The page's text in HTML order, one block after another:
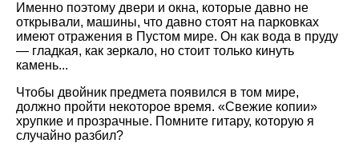
Именно поэтому двери и окна, которые давно не
открывали, машины, что давно стоят на парковках
имеют отражения в Пустом мире. Он как вода в пруду
— гладкая, как зеркало, но стоит только кинуть
камень...
Чтобы двойник предмета появился в том мире,
должно пройти некоторое время. «Свежие копии»
хрупкие и прозрачные. Помните гитару, которую я
случайно разбил?